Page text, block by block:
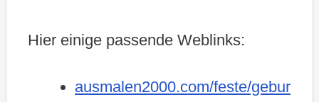
Hier einige passende Weblinks:
ausmalen2000.com/feste/gebur